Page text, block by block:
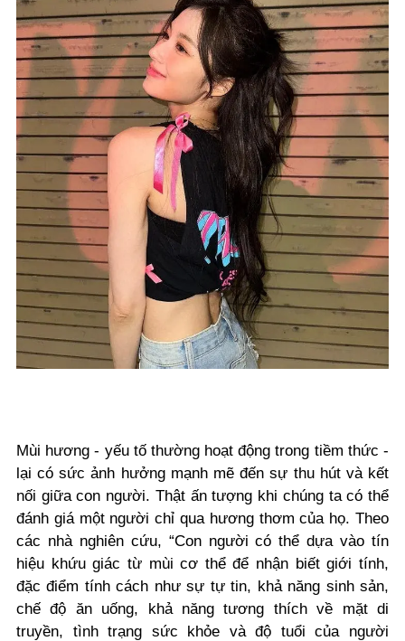
Mùi hương - yếu tố thường hoạt động trong tiềm thức -
lại có sức ảnh hưởng mạnh mẽ đến sự thu hút và kết
nối giữa con người. Thật ấn tượng khi chúng ta có thể
đánh giá một người chỉ qua hương thơm của họ. Theo
các nhà nghiên cứu, “Con người có thể dựa vào tín
hiệu khứu giác từ mùi cơ thể để nhận biết giới tính,
đặc điểm tính cách như sự tự tin, khả năng sinh sản,
chế độ ăn uống, khả năng tương thích về mặt di
truyền, tình trạng sức khỏe và độ tuổi của người